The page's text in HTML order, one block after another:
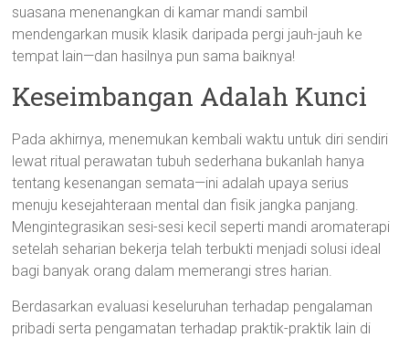
suasana menenangkan di kamar mandi sambil
mendengarkan musik klasik daripada pergi jauh-jauh ke
tempat lain—dan hasilnya pun sama baiknya!
Keseimbangan Adalah Kunci
Pada akhirnya, menemukan kembali waktu untuk diri sendiri
lewat ritual perawatan tubuh sederhana bukanlah hanya
tentang kesenangan semata—ini adalah upaya serius
menuju kesejahteraan mental dan fisik jangka panjang.
Mengintegrasikan sesi-sesi kecil seperti mandi aromaterapi
setelah seharian bekerja telah terbukti menjadi solusi ideal
bagi banyak orang dalam memerangi stres harian.
Berdasarkan evaluasi keseluruhan terhadap pengalaman
pribadi serta pengamatan terhadap praktik-praktik lain di